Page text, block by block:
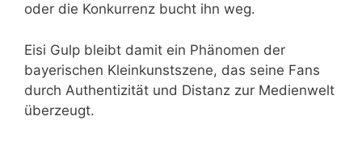
oder die Konkurrenz bucht ihn weg.
Eisi Gulp bleibt damit ein Phänomen der
bayerischen Kleinkunstszene, das seine Fans
durch Authentizität und Distanz zur Medienwelt
überzeugt.